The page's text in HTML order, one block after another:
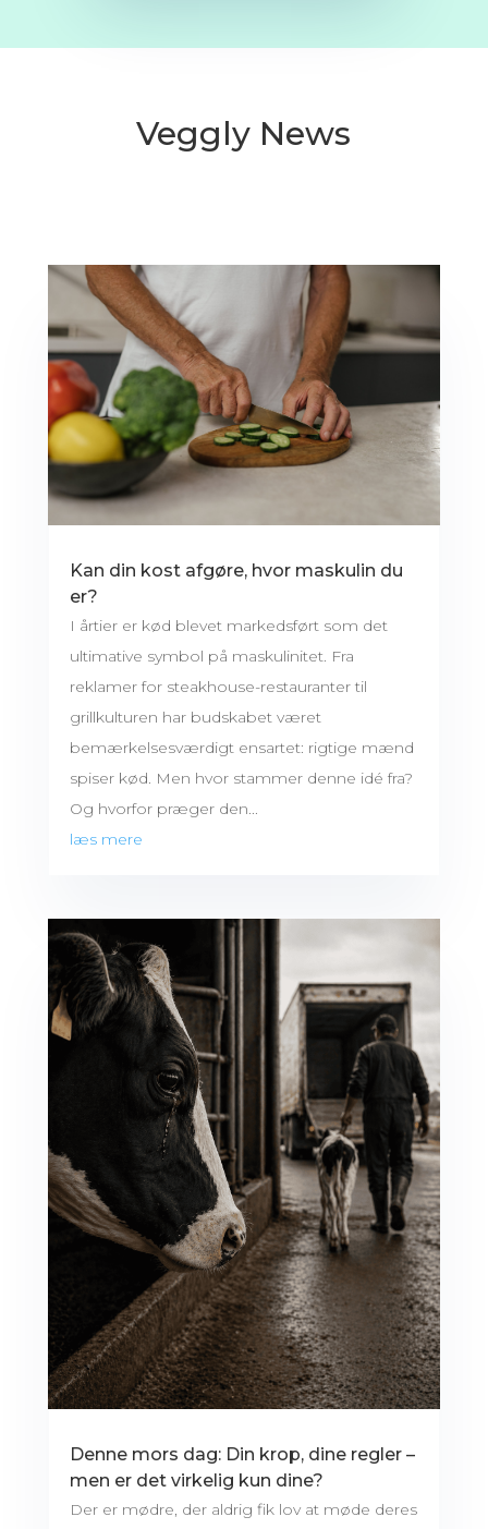
Veggly News
Kan din kost afgøre, hvor maskulin du
er?
I årtier er kød blevet markedsført som det
ultimative symbol på maskulinitet. Fra
reklamer for steakhouse-restauranter til
grillkulturen har budskabet været
bemærkelsesværdigt ensartet: rigtige mænd
spiser kød. Men hvor stammer denne idé fra?
Og hvorfor præger den...
læs mere
Denne mors dag: Din krop, dine regler –
men er det virkelig kun dine?
Der er mødre, der aldrig fik lov at møde deres